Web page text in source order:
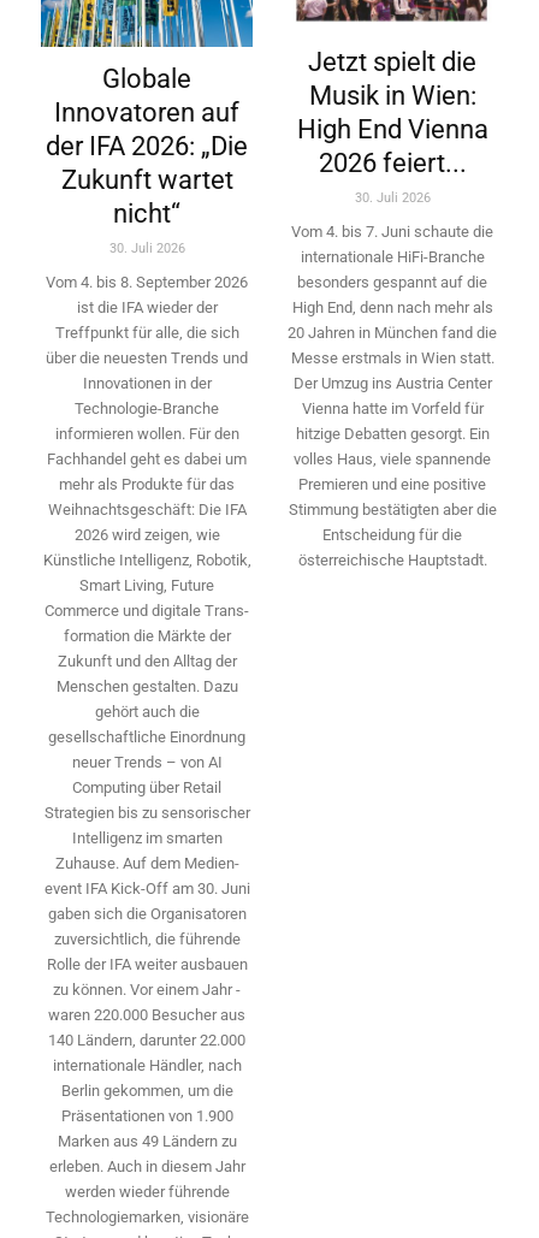
Globale
Innovatoren auf
der IFA 2026: „Die
Zukunft wartet
nicht“
30. Juli 2026
Vom 4. bis 8. September 2026
ist die IFA wieder der
Treffpunkt für alle, die sich
über die neuesten Trends und
Innovationen in der
Technologie-­Branche
informieren wollen. Für den
Fachhandel geht es dabei um
mehr als Produkte für das
Weihnachtsgeschäft: Die IFA
2026 wird ­zeigen, wie
Künstliche Intelligenz, Robotik,
Smart Living, Future
Commerce und digitale Trans­
formation die Märkte der
Zukunft und den Alltag der
Menschen gestalten. Dazu
gehört auch die
gesellschaftliche Einordnung
neuer Trends – von AI
Computing über Retail
Strategien bis zu sensorischer
Intelligenz im smarten
Zuhause. Auf dem Medien­
event IFA Kick-Off am 30. Juni
gaben sich die Organisatoren
zuversichtlich, die führende
Rolle der IFA weiter ausbauen
zu können. Vor einem Jahr ­
waren 220.000 Besucher aus
140 ­Ländern, ­darunter 22.000
internationale Händler, nach
Berlin gekommen, um die
Präsen­tationen von 1.900
Marken aus 49 Ländern zu
erleben. Auch in diesem Jahr
werden wieder führende
Technologiemarken, visionäre
Jetzt spielt die
Musik in Wien:
High End Vienna
2026 feiert...
30. Juli 2026
Vom 4. bis 7. Juni schaute die
internationale HiFi-Branche
besonders gespannt auf die
High End, denn nach mehr als
20 Jahren in München fand die
Messe erstmals in Wien statt.
Der Umzug ins Austria Center
Vienna hatte im Vorfeld für
hitzige Debatten gesorgt. Ein
volles Haus, viele spannende
Premieren und eine positive
Stimmung bestätigten aber die
Entscheidung für die
österreichische Hauptstadt.